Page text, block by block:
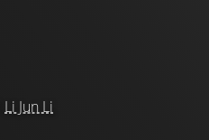
Li Jun Li